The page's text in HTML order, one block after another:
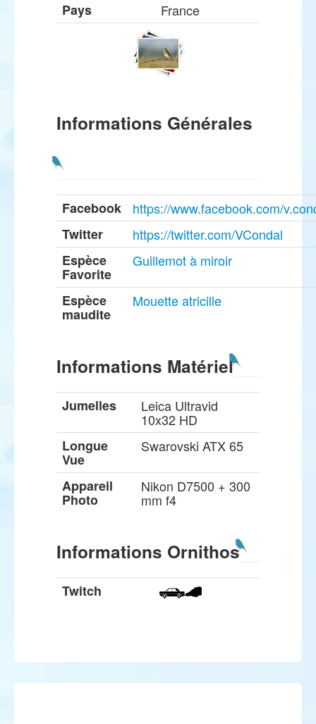
Pays France
Informations Générales
Facebook
https://www.facebook.com/
Twitter
https://twitter.com/VCondal
Espèce
Favorite
Guillemot à miroir
Espèce
maudite
Mouette atricille
Informations Matériel
Jumelles Leica Ultravid
10x32 HD
Longue
Vue
Swarovski ATX 65
Appareil
Photo
Nikon D7500 + 300
mm f4
Informations Ornithos
Twitch